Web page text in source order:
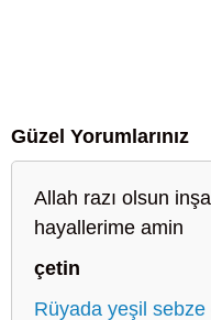
Güzel Yorumlarınız
Allah razı olsun
hayallerime amin
çetin
Rüyada yeşil